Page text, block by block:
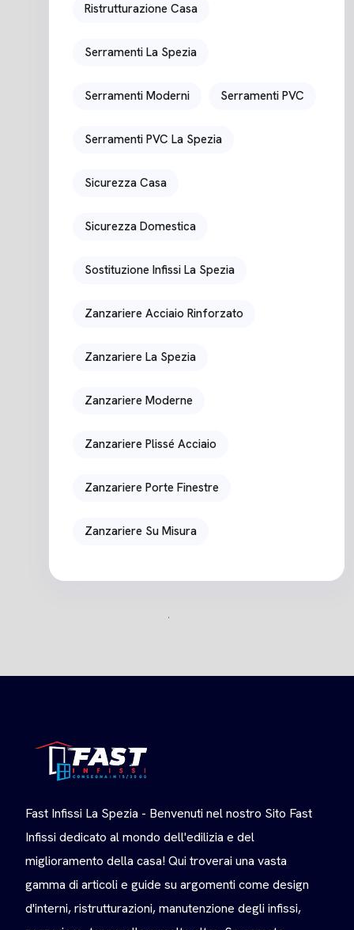
Ristrutturazione Casa
Serramenti La Spezia
Serramenti Moderni Serramenti PVC
Serramenti PVC La Spezia
Sicurezza Casa
Sicurezza Domestica
Sostituzione Infissi La Spezia
Zanzariere Acciaio Rinforzato
Zanzariere La Spezia
Zanzariere Moderne
Zanzariere Plissé Acciaio
Zanzariere Porte Finestre
Zanzariere Su Misura
Fast Infissi La Spezia - Benvenuti nel nostro Sito Fast
Infissi dedicato al mondo dell'edilizia e del
miglioramento della casa! Qui troverai una vasta
gamma di articoli e guide su argomenti come design
d'interni, ristrutturazioni, manutenzione degli infissi,